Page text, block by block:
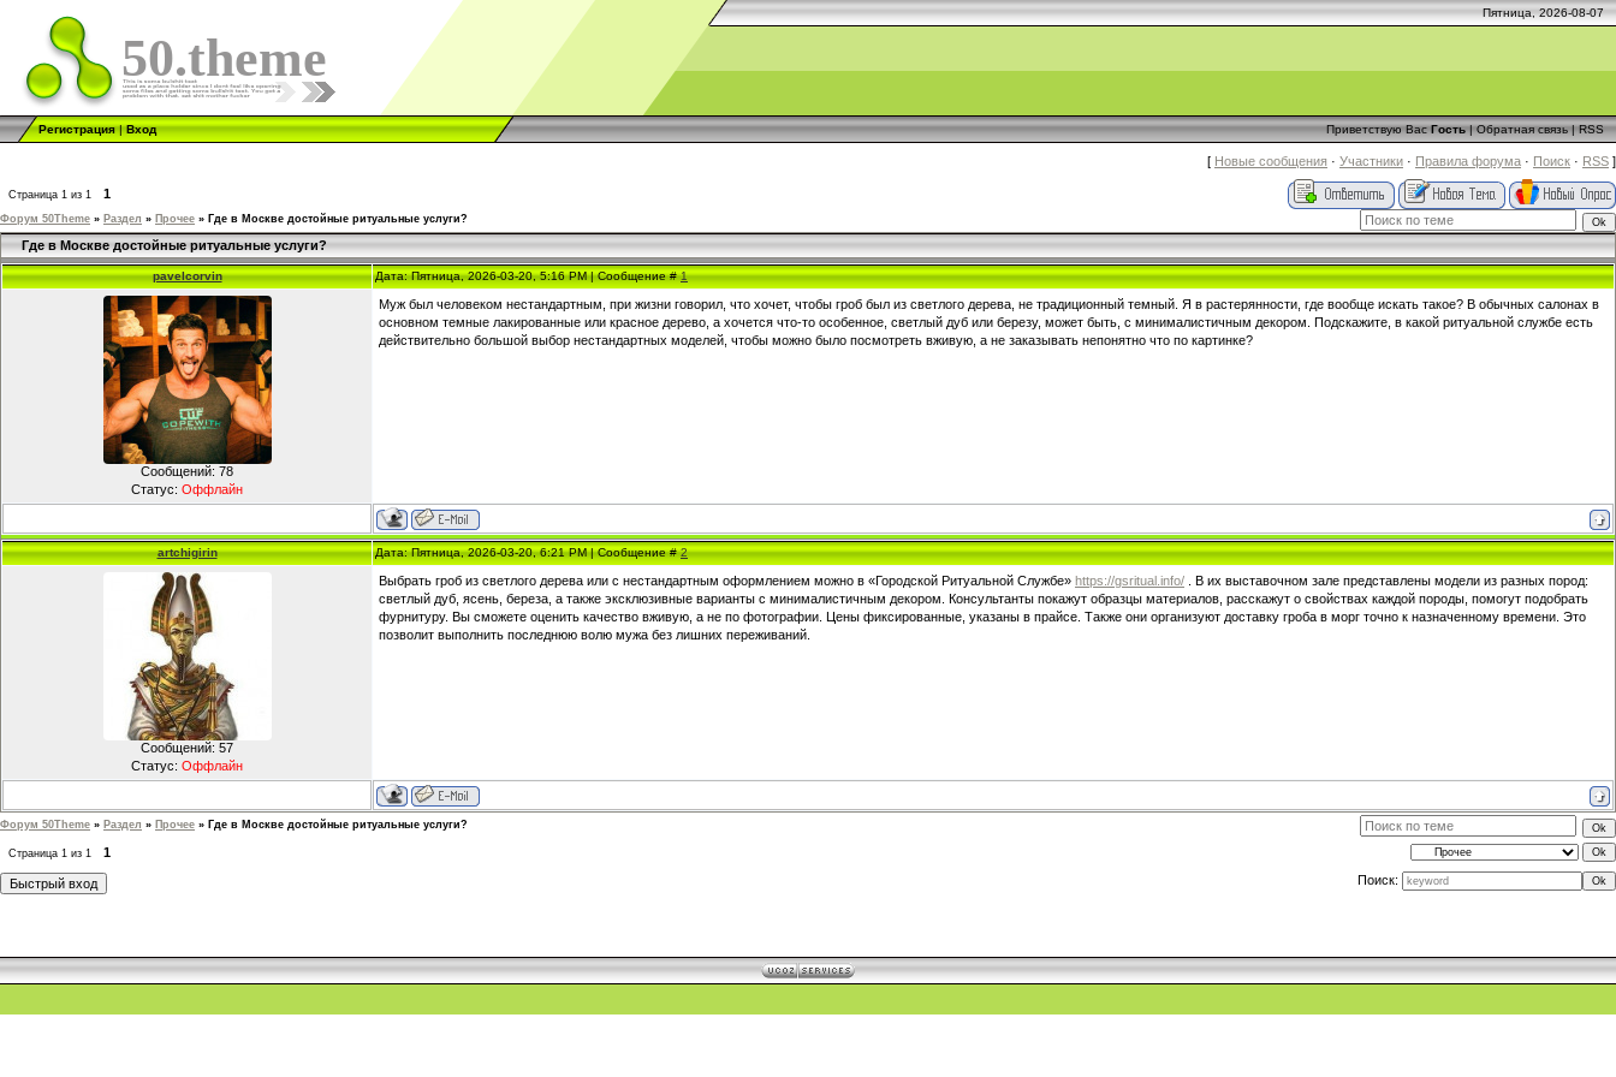
Пятница, 2026-08-07
50.theme
Регистрация|Вход Приветствую Вас Гость|Обратная связь|RSS
[ Новые сообщения · Участники · Правила форума · Поиск · RSS ]
Страница 1 из 1 1
Форум 50Theme » Раздел » Прочее » Где в Москве достойные ритуальные услуги?
Где в Москве достойные ритуальные услуги?
pavelcorvin Дата: Пятница, 2026-03-20, 5:16 PM | Сообщение #1
Сообщений: 78
Статус: Оффлайн
Муж был человеком нестандартным, при жизни говорил, что хочет, чтобы гроб был из светлого дерева, не традиционный темный. Я в растерянности, где вообще искать такое? В обычных салонах в
основном темные лакированные или красное дерево, а хочется что-то особенное, светлый дуб или березу, может быть, с минималистичным декором. Подскажите, в какой ритуальной службе есть
действительно большой выбор нестандартных моделей, чтобы можно было посмотреть вживую, а не заказывать непонятно что по картинке?
artchigirin Дата: Пятница, 2026-03-20, 6:21 PM | Сообщение #2
Сообщений: 57
Статус: Оффлайн
Выбрать гроб из светлого дерева или с нестандартным оформлением можно в «Городской Ритуальной Службе» https://gsritual.info/ . В их выставочном зале представлены модели из разных пород:
светлый дуб, ясень, береза, а также эксклюзивные варианты с минималистичным декором. Консультанты покажут образцы материалов, расскажут о свойствах каждой породы, помогут подобрать
фурнитуру. Вы сможете оценить качество вживую, а не по фотографии. Цены фиксированные, указаны в прайсе. Также они организуют доставку гроба в морг точно к назначенному времени. Это
позволит выполнить последнюю волю мужа без лишних переживаний.
Форум 50Theme » Раздел » Прочее » Где в Москве достойные ритуальные услуги?
Страница 1 из 1
1
Поиск: